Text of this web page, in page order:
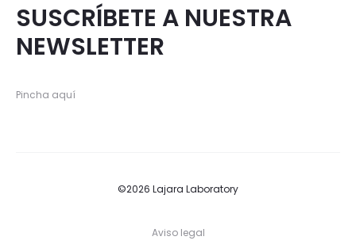
SUSCRÍBETE A NUESTRA
NEWSLETTER
Pincha aquí
©2026 Lajara Laboratory
Aviso legal